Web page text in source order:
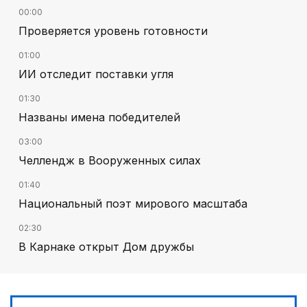
00:00
Проверяется уровень готовности
01:00
ИИ отследит поставки угля
01:30
Названы имена победителей
03:00
Челлендж в Вооруженных силах
01:40
Национальный поэт мирового масштаба
02:30
В Карнаке открыт Дом дружбы